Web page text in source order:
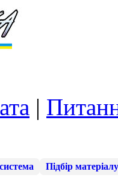
|
Підбір матеріалу